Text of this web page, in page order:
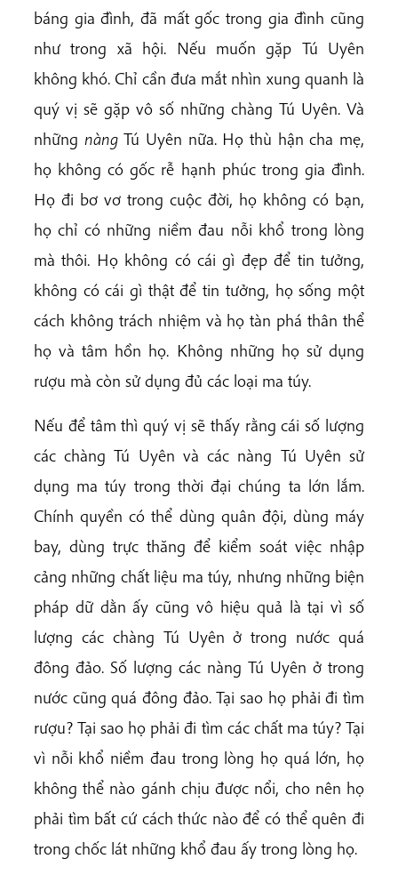
báng gia đình, đã mất gốc trong gia đình cũng
như trong xã hội. Nếu muốn gặp Tú Uyên
không khó. Chỉ cần đưa mắt nhìn xung quanh là
quý vị sẽ gặp vô số những chàng Tú Uyên. Và
những nàngTú Uyên nữa. Họ thù hận cha mẹ,
họ không có gốc rễ hạnh phúc trong gia đình.
Họ đi bơ vơ trong cuộc đời, họ không có bạn,
họ chỉ có những niềm đau nỗi khổ trong lòng
mà thôi. Họ không có cái gì đẹp để tin tưởng,
không có cái gì thật để tin tưởng, họ sống một
cách không trách nhiệm và họ tàn phá thân thể
họ và tâm hồn họ. Không những họ sử dụng
rượu mà còn sử dụng đủ các loại ma túy.
Nếu để tâm thì quý vị sẽ thấy rằng cái số lượng
các chàng Tú Uyên và các nàng Tú Uyên sử
dụng ma túy trong thời đại chúng ta lớn lắm.
Chính quyền có thể dùng quân đội, dùng máy
bay, dùng trực thăng để kiểm soát việc nhập
cảng những chất liệu ma túy, nhưng những biện
pháp dữ dằn ấy cũng vô hiệu quả là tại vì số
lượng các chàng Tú Uyên ở trong nước quá
đông đảo. Số lượng các nàng Tú Uyên ở trong
nước cũng quá đông đảo. Tại sao họ phải đi tìm
rượu? Tại sao họ phải đi tìm các chất ma túy? Tại
vì nỗi khổ niềm đau trong lòng họ quá lớn, họ
không thể nào gánh chịu được nổi, cho nên họ
phải tìm bất cứ cách thức nào để có thể quên đi
trong chốc lát những khổ đau ấy trong lòng họ.